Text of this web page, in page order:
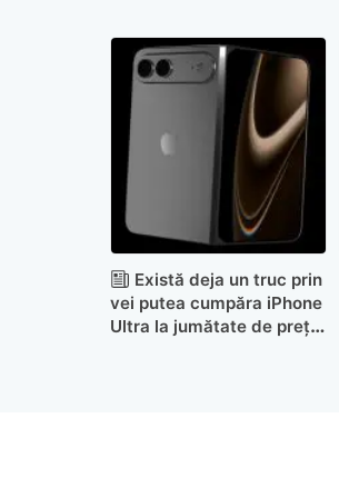
Există deja un truc prin
vei putea cumpăra iPhone
Ultra la jumătate de preț.